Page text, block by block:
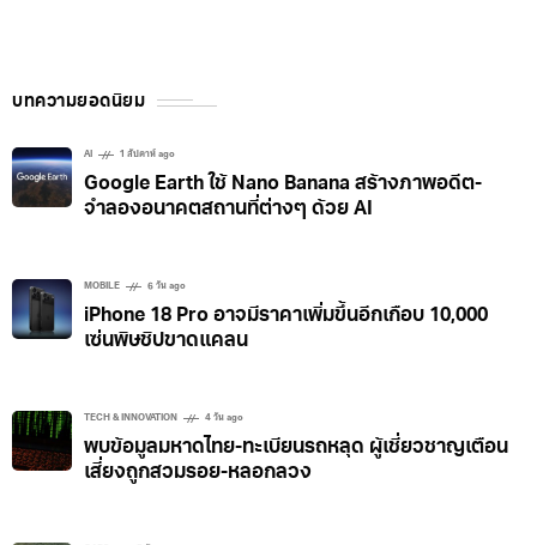
บทความยอดนิยม
AI 1 สัปดาห์ ago
Google Earth ใช้ Nano Banana สร้างภาพอดีต-
จำลองอนาคตสถานที่ต่างๆ ด้วย AI
MOBILE 6 วัน ago
iPhone 18 Pro อาจมีราคาเพิ่มขึ้นอีกเกือบ 10,000
เซ่นพิษชิปขาดแคลน
TECH & INNOVATION 4 วัน ago
พบข้อมูลมหาดไทย-ทะเบียนรถหลุด ผู้เชี่ยวชาญเตือน
เสี่ยงถูกสวมรอย-หลอกลวง